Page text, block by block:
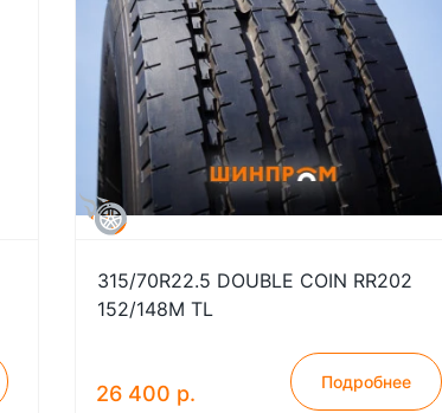
315/70R22.5 DOUBLE COIN RR202
152/148M TL
26 400 р. Подробнее